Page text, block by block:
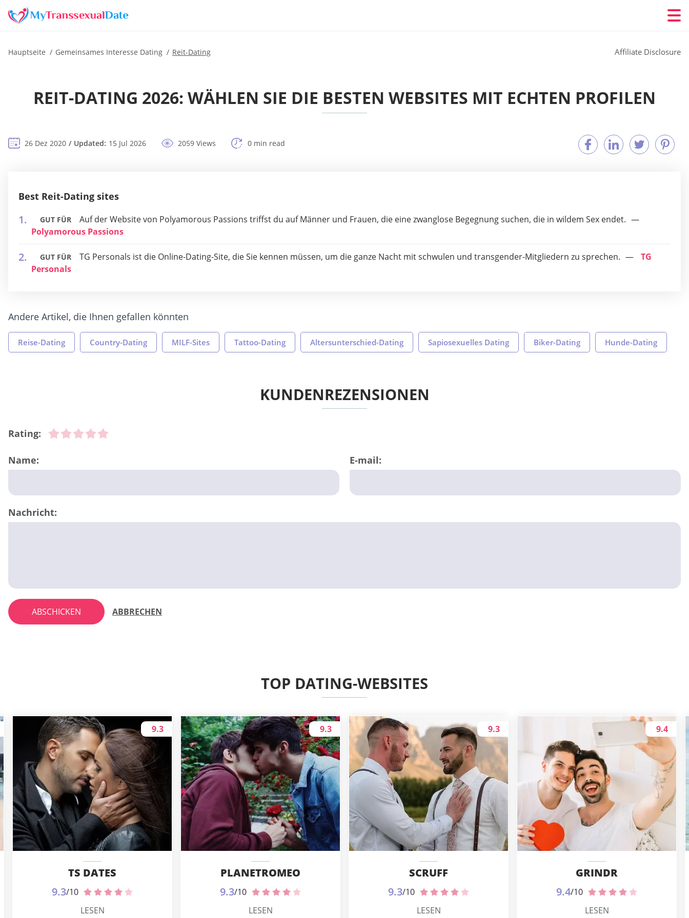
Hauptseite Gemeinsames Interesse Dating Reit-Dating Affiliate Disclosure
REIT-DATING 2026: WÄHLEN SIE DIE BESTEN WEBSITES MIT ECHTEN PROFILEN
26 Dez 2020 Updated: 15 Jul 2026 2059 Views 0 min read
Best Reit-Dating sites
GUT FÜR
Auf der Website von Polyamorous Passions triffst du auf Männer und Frauen, die eine zwanglose Begegnung suchen, die in wildem Sex endet.
Polyamorous Passions
GUT FÜR TG Personals ist die Online-Dating-Site, die Sie kennen müssen, um die ganze Nacht mit schwulen und transgender-Mitgliedern zu sprechen.
TG
Personals
Andere Artikel, die Ihnen gefallen könnten
Reise-Dating Country-Dating MILF-Sites Tattoo-Dating Altersunterschied-Dating Sapiosexuelles Dating Biker-Dating Hunde-Dating
KUNDENREZENSIONEN
Rating:
Name: E-mail:
Nachricht:
ABSCHICKEN ABBRECHEN
TOP DATING-WEBSITES
TS DATES
9.3/10
9.3
LESEN
PLANETROMEO
9.3/10
9.3
LESEN
SCRUFF
9.3/10
9.3
LESEN
GRINDR
9.4/10
9.4
LESEN